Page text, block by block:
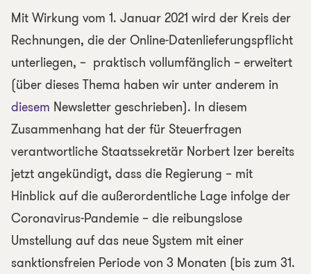
Mit Wirkung vom 1. Januar 2021 wird der Kreis der
Rechnungen, die der Online-Datenlieferungspflicht
unterliegen, – praktisch vollumfänglich – erweitert
(über dieses Thema haben wir unter anderem in
diesem Newsletter geschrieben). In diesem
Zusammenhang hat der für Steuerfragen
verantwortliche Staatssekretär Norbert Izer bereits
jetzt angekündigt, dass die Regierung – mit
Hinblick auf die außerordentliche Lage infolge der
Coronavirus-Pandemie – die reibungslose
Umstellung auf das neue System mit einer
sanktionsfreien Periode von 3 Monaten (bis zum 31.